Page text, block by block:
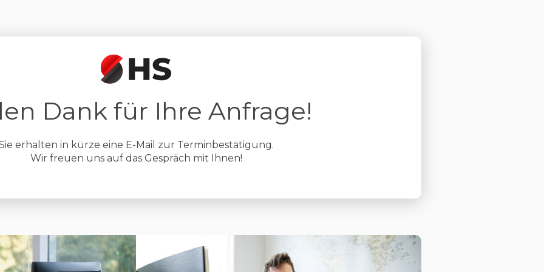
Dank für Ihre Anfrage!
erhalten in kürze eine E-Mail zur Terminbestätigung.
Wir freuen uns auf das Gespräch mit Ihnen!